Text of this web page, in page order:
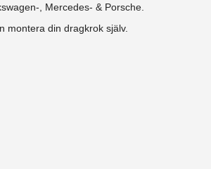
, Mercedes- & Porsche.
montera din dragkrok själv.